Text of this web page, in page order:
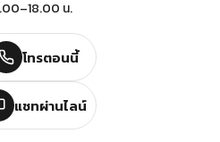
น.
โทรตอนนี้
แชทผ่านไลน์